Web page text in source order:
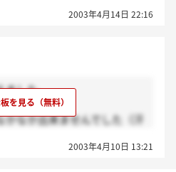
としては特に変わった質問は
聞かれましたよ。ただ役員
だったなぁ。っという印象
のですが、社長はもっと頭の
と一次選考の社長とはいい
他社で幾つか面接はしてきま
かった面接もありませんでし
2003年4月14日 22:16
ました。
。
かなか出来ませんでした（汗
2003年4月10日 13:21